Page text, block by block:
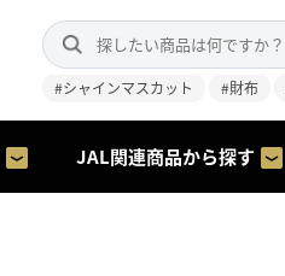
#シャインマスカット #財布
JAL関連商品から探す